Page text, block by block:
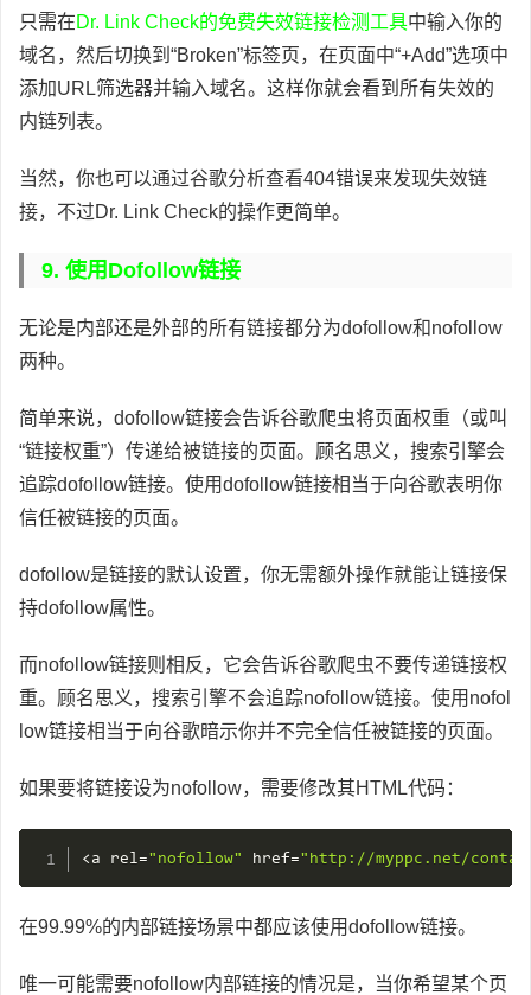
只需在Dr. Link Check的免费失效链接检测工具中输入你的
域名，然后切换到“Broken”标签页，在页面中“+Add”选项中
添加URL筛选器并输入域名。这样你就会看到所有失效的
内链列表。
当然，你也可以通过谷歌分析查看404错误来发现失效链
接，不过Dr. Link Check的操作更简单。
9. 使用dofollow链接
无论是内部还是外部的所有链接都分为dofollow和nofollow
两种。
简单来说，dofollow链接会告诉谷歌爬虫将页面权重（或叫
“链接权重”）传递给被链接的页面。顾名思义，搜索引擎会
追踪dofollow链接。使用dofollow链接相当于向谷歌表明你
信任被链接的页面。
dofollow是链接的默认设置，你无需额外操作就能让链接保
持dofollow属性。
而nofollow链接则相反，它会告诉谷歌爬虫不要传递链接权
重。顾名思义，搜索引擎不会追踪nofollow链接。使用nofol
low链接相当于向谷歌暗示你并不完全信任被链接的页面。
如果要将链接设为nofollow，需要修改其HTML代码：
< a rel ="nofollow" href="http://myppc.net/
在99.99%的内部链接场景中都应该使用dofollow链接。
唯一可能需要nofollow内部链接的情况是，当你希望某个页